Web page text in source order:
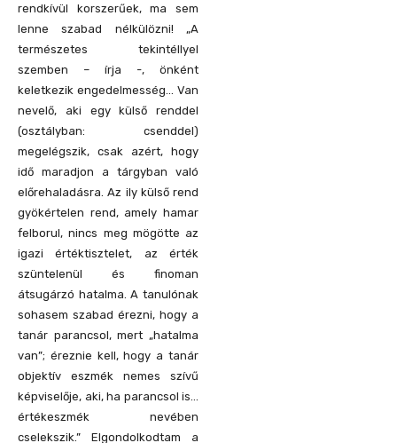
rendkívül korszerűek, ma sem
lenne szabad nélkülözni! „A
természetes tekintéllyel
szemben – írja -, önként
keletkezik engedelmesség… Van
nevelő, aki egy külső renddel
(osztályban: csenddel)
megelégszik, csak azért, hogy
idő maradjon a tárgyban való
előrehaladásra. Az ily külső rend
gyökértelen rend, amely hamar
felborul, nincs meg mögötte az
igazi értéktisztelet, az érték
szüntelenül és finoman
átsugárzó hatalma. A tanulónak
sohasem szabad érezni, hogy a
tanár parancsol, mert „hatalma
van”; éreznie kell, hogy a tanár
objektív eszmék nemes szívű
képviselője, aki, ha parancsol is…
értékeszmék nevében
cselekszik.” Elgondolkodtam a